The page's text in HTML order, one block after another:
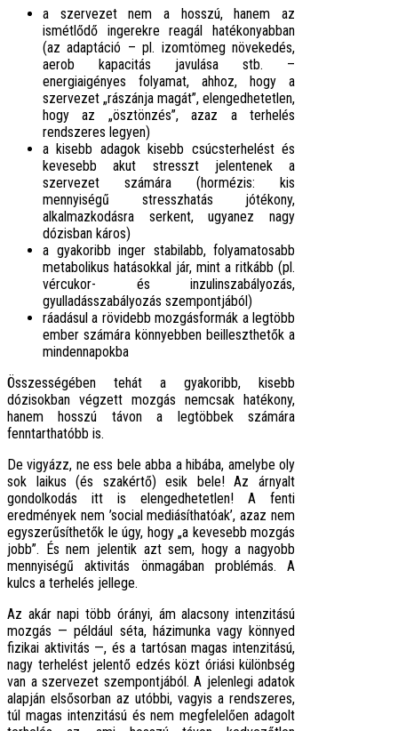
a szervezet nem a hosszú, hanem az
ismétlődő ingerekre reagál hatékonyabban
(az adaptáció – pl. izomtömeg növekedés,
aerob kapacitás javulása stb. –
energiaigényes folyamat, ahhoz, hogy a
szervezet „rászánja magát”, elengedhetetlen,
hogy az „ösztönzés”, azaz a terhelés
rendszeres legyen)
a kisebb adagok kisebb csúcsterhelést és
kevesebb akut stresszt jelentenek a
szervezet számára (hormézis: kis
mennyiségű stresszhatás jótékony,
alkalmazkodásra serkent, ugyanez nagy
dózisban káros)
a gyakoribb inger stabilabb, folyamatosabb
metabolikus hatásokkal jár, mint a ritkább (pl.
vércukor- és inzulinszabályozás,
gyulladásszabályozás szempontjából)
ráadásul a rövidebb mozgásformák a legtöbb
ember számára könnyebben beilleszthetők a
mindennapokba
Összességében tehát a gyakoribb, kisebb
dózisokban végzett mozgás nemcsak hatékony,
hanem hosszú távon a legtöbbek számára
fenntarthatóbb is.
De vigyázz, ne ess bele abba a hibába, amelybe oly
sok laikus (és szakértő) esik bele! Az árnyalt
gondolkodás itt is elengedhetetlen! A fenti
eredmények nem ’social mediásíthatóak’, azaz nem
egyszerűsíthetők le úgy, hogy „a kevesebb mozgás
jobb”. És nem jelentik azt sem, hogy a nagyobb
mennyiségű aktivitás önmagában problémás. A
kulcs a terhelés jellege.
Az akár napi több órányi, ám alacsony intenzitású
mozgás — például séta, házimunka vagy könnyed
fizikai aktivitás —, és a tartósan magas intenzitású,
nagy terhelést jelentő edzés közt óriási különbség
van a szervezet szempontjából. A jelenlegi adatok
alapján elsősorban az utóbbi, vagyis a rendszeres,
túl magas intenzitású és nem megfelelően adagolt